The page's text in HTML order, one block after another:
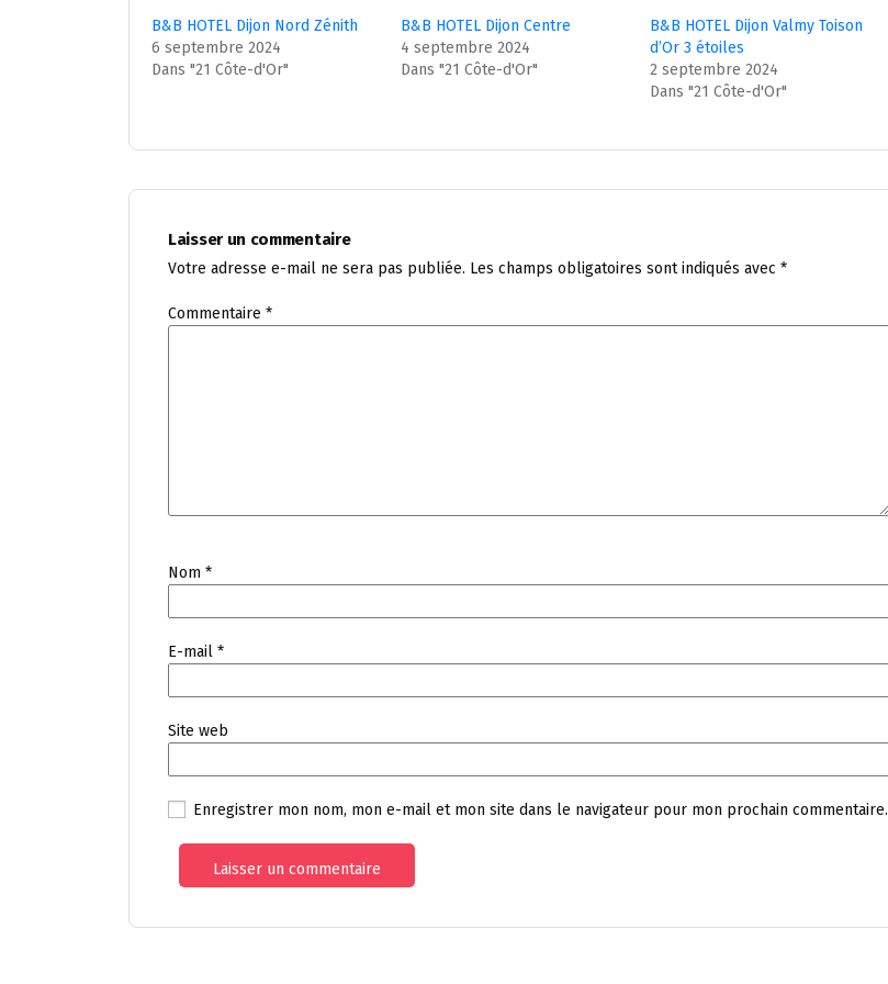
B&B HOTEL Dijon Nord Zénith
6 septembre 2024
Dans "21 Côte-d'Or"
B&B HOTEL Dijon Centre
4 septembre 2024
Dans "21 Côte-d'Or"
B&B HOTEL Dijon Valmy Toison
d’Or 3 étoiles
2 septembre 2024
Dans "21 Côte-d'Or"
Laisser un commentaire
Votre adresse e-mail ne sera pas publiée. Les champs obligatoires sont indiqués avec *
Commentaire *
Nom *
E-mail *
Site web
Enregistrer mon nom, mon e-mail et mon site dans le navigateur pour mon prochain commentaire.